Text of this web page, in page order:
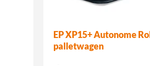
EP XP15+ Autonome
palletwagen